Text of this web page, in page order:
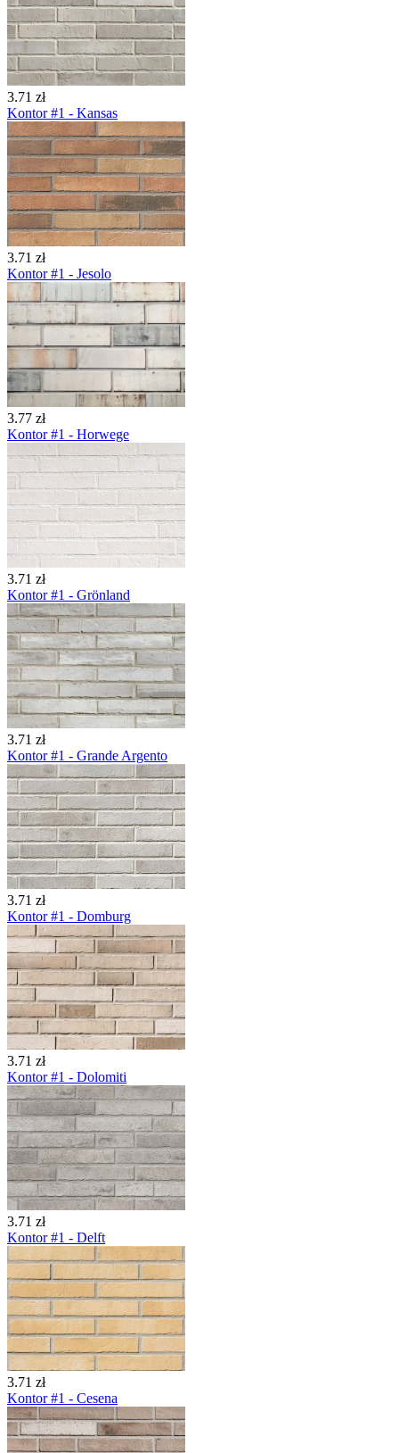
3.71 zł
Kontor #1 - Kansas
3.71 zł
Kontor #1 - Jesolo
3.77 zł
Kontor #1 - Horwege
3.71 zł
Kontor #1 - Grönland
3.71 zł
Kontor #1 - Grande Argento
3.71 zł
Kontor #1 - Domburg
3.71 zł
Kontor #1 - Dolomiti
3.71 zł
Kontor #1 - Delft
3.71 zł
Kontor #1 - Cesena